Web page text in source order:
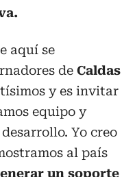
aquí se
de Caldas
y es invitar
equipo y
Yo creo
al país
un soporte